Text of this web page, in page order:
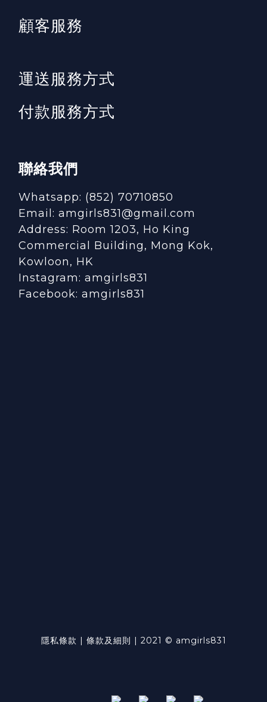
顧客服務
運送服務方式
付款服務方式
聯絡我們
Whatsapp: (852) 70710850
Email: amgirls831@gmail.com
Address: Room 1203, Ho King
Commercial Building, Mong Kok,
Kowloon, HK
Instagram: amgirls831
Facebook: amgirls831
隱私條款 | 條款及細則 | 2021 © amgirls831